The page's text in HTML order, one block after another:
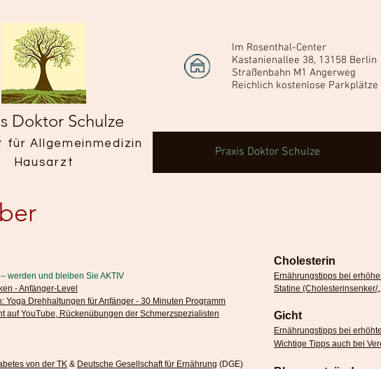
Doktor Schulze
für Allgemeinmedizin
Hausarzt
Im Rosenthal-Center
Kastanienallee 38, 13158 Berlin
Straßenbahn M1 Angerweg
Reichlich kostenlose Parkplätze
Praxis Doktor Schulze
werden und bleiben Sie AKTIV
- Anfänger-Level
Yoga Drehhaltungen für Anfänger - 30 Minuten Programm
auf YouTube, Rückenübungen der Schmerzspezialisten
von der TK & Deutsche Gesellschaft für Ernährung (DGE)
Cholesterin
Ernährungstipps bei
Statine (Cholesterinsenker/
Gicht
Ernährungstipps bei
Wichtige Tipps auch bei